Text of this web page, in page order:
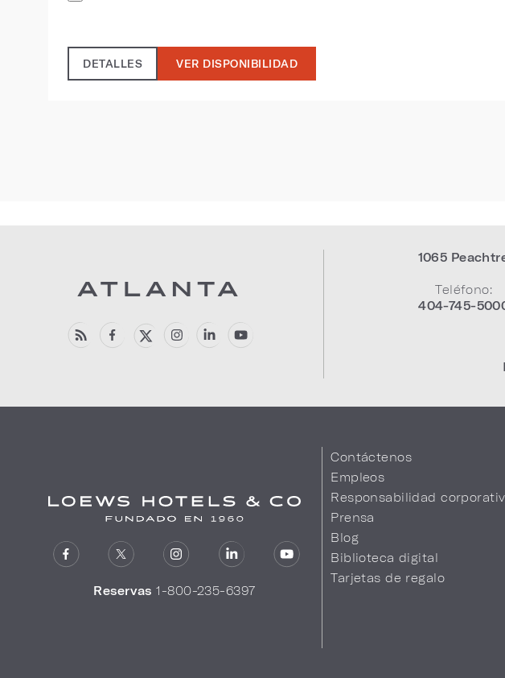
DETALLES VER DISPONIBILIDAD
1065
Teléfono:
404-745-
Reservas 1-800-235-6397
Contáctenos
Empleos
Responsabilidad
Prensa
Blog
Biblioteca digital
Tarjetas de regalo